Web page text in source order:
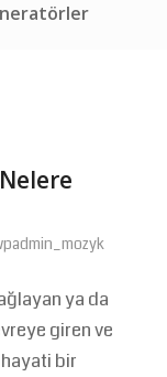
ya da
giren ve
bir